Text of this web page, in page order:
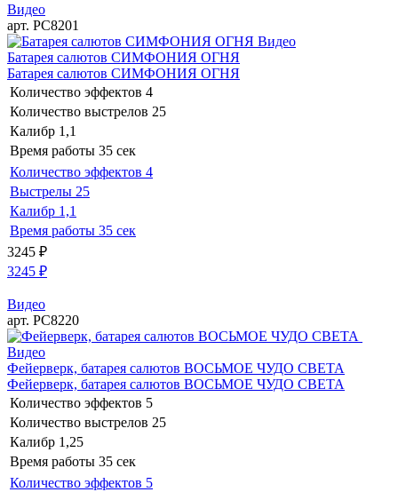
Видео
арт. РС8201
Видео
Батарея салютов СИМФОНИЯ ОГНЯ
Батарея салютов СИМФОНИЯ ОГНЯ
Количество эффектов 4
Количество выстрелов 25
Калибр 1,1
Время работы 35 сек
Количество эффектов 4
Выстрелы 25
Калибр 1,1
Время работы 35 сек
3245 ₽
3245 ₽
Видео
арт. РС8220
Видео
Фейерверк, батарея салютов ВОСЬМОЕ ЧУДО СВЕТА
Фейерверк, батарея салютов ВОСЬМОЕ ЧУДО СВЕТА
Количество эффектов 5
Количество выстрелов 25
Калибр 1,25
Время работы 35 сек
Количество эффектов 5